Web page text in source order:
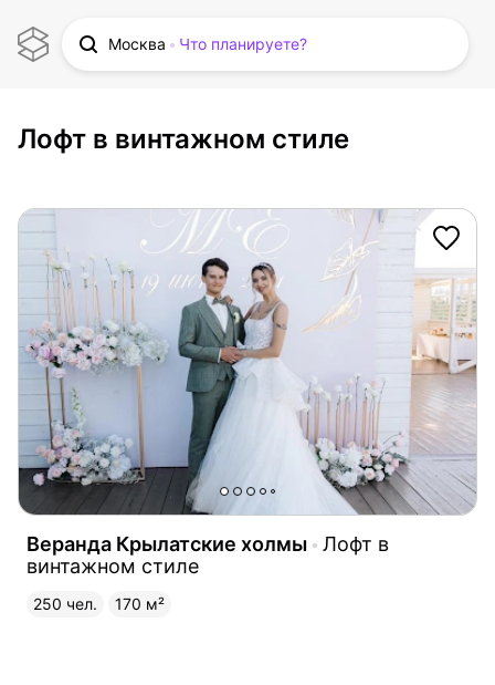
Москва Что планируете?
Лофт в винтажном стиле
Веранда Крылатские холмы
Лофт в
винтажном стиле
250 чел. 170 м²